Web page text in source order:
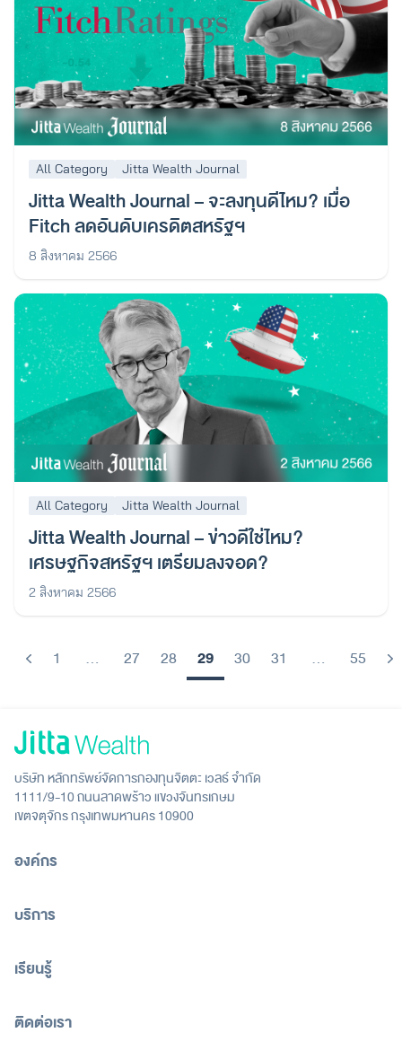
All Category Jitta Wealth Journal
Jitta Wealth Journal – จะลงทุนดีไหม? เมื่อ
Fitch ลดอันดับเครดิตสหรัฐฯ
8 สิงหาคม 2566
All Category Jitta Wealth Journal
Jitta Wealth Journal – ข่าวดีใช่ไหม?
เศรษฐกิจสหรัฐฯ เตรียมลงจอด?
2 สิงหาคม 2566
Previous
1 … 27 28 29 30 31 … 55
บริษัท หลักทรัพย์จัดการกองทุนจิตตะ เวลธ์ จำกัด
1111/9-10 ถนนลาดพร้าว แขวงจันทรเกษม
เขตจตุจักร กรุงเทพมหานคร 10900
องค์กร
บริการ
เรียนรู้
ติดต่อเรา